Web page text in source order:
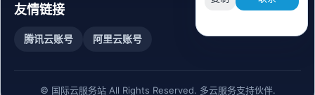
友情链接
腾讯云账号 阿里云账号
© 国际云服务站 All Rights Reserved. 多云服务支持伙伴.